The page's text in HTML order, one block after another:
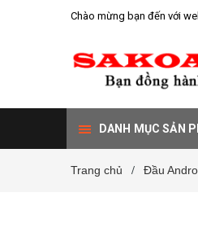
Chào mừng bạn đến với
DANH MỤC SẢN
Trang chủ / Đầu